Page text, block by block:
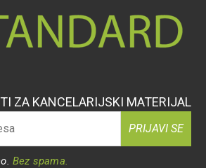
ZA KANCELARIJSKI MATERIJAL
PRIJAVI SE
Bez spama.